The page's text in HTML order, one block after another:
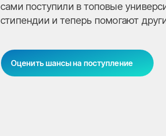
сами поступили в топовые
стипендии и теперь помогают
Оценить шансы на поступление